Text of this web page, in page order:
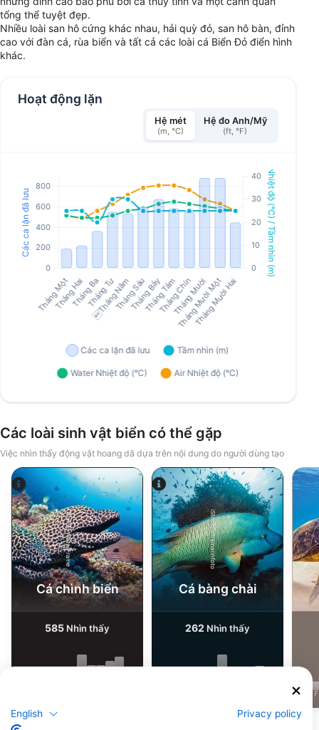
tổng thể tuyệt đẹp.
Nhiều loài san hô cứng khác nhau, hải quỳ đỏ, san hô bàn, đỉnh
cao với đàn cá, rùa biển và tất cả các loài cá Biển Đỏ điển hình
khác.
Hoạt động lặn
Hệ mét
(m, °C)
Hệ đo Anh/Mỹ
(ft, °F)
Các loài sinh vật biển có thể gặp
Việc nhìn thấy động vật hoang dã dựa trên nội dung do người dùng tạo
Alamy-WaterFrame
Cá chình biển
585 Nhìn thấy
iStock/ultramarinfoto
Cá bàng chài
262 Nhìn thấy
F
English Privacy policy